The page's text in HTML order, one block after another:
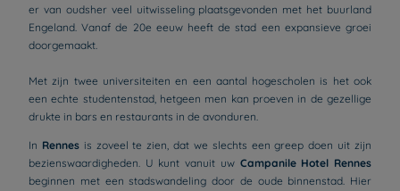
er van oudsher veel uitwisseling plaatsgevonden met het buurland
Engeland. Vanaf de 20e eeuw heeft de stad een expansieve groei
doorgemaakt.
Met zijn twee universiteiten en een aantal hogescholen is het ook
een echte studentenstad, hetgeen men kan proeven in de gezellige
drukte in bars en restaurants in de avonduren.
In Rennesis zoveel te zien, dat we slechts een greep doen uit zijn
bezienswaardigheden. U kunt vanuit uw Campanile Hotel Rennes
beginnen met een stadswandeling door de oude binnenstad. Hier